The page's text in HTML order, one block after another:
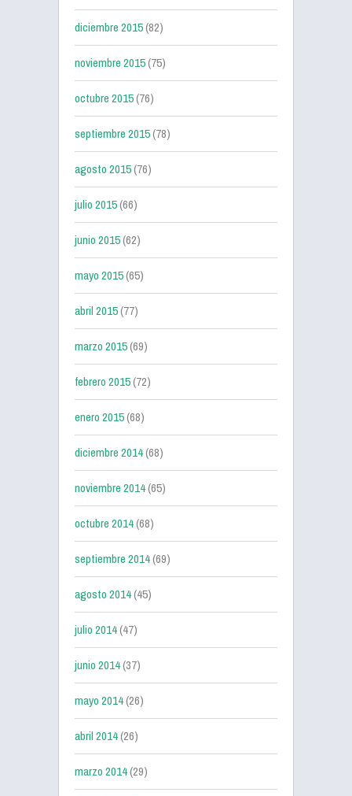
diciembre 2015(82)
noviembre 2015(75)
octubre 2015(76)
septiembre 2015(78)
agosto 2015(76)
julio 2015(66)
junio 2015(62)
mayo 2015(65)
abril 2015(77)
marzo 2015(69)
febrero 2015(72)
enero 2015(68)
diciembre 2014(68)
noviembre 2014(65)
octubre 2014(68)
septiembre 2014(69)
agosto 2014(45)
julio 2014(47)
junio 2014(37)
mayo 2014(26)
abril 2014(26)
marzo 2014(29)